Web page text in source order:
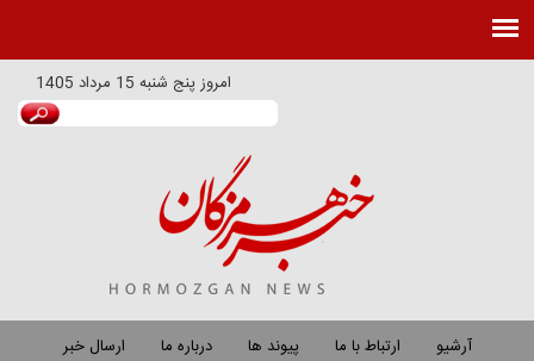
امروز پنج شنبه 15 مرداد 1405
آرشیو ارتباط با ما پیوند ها درباره ما
ارسال خبر